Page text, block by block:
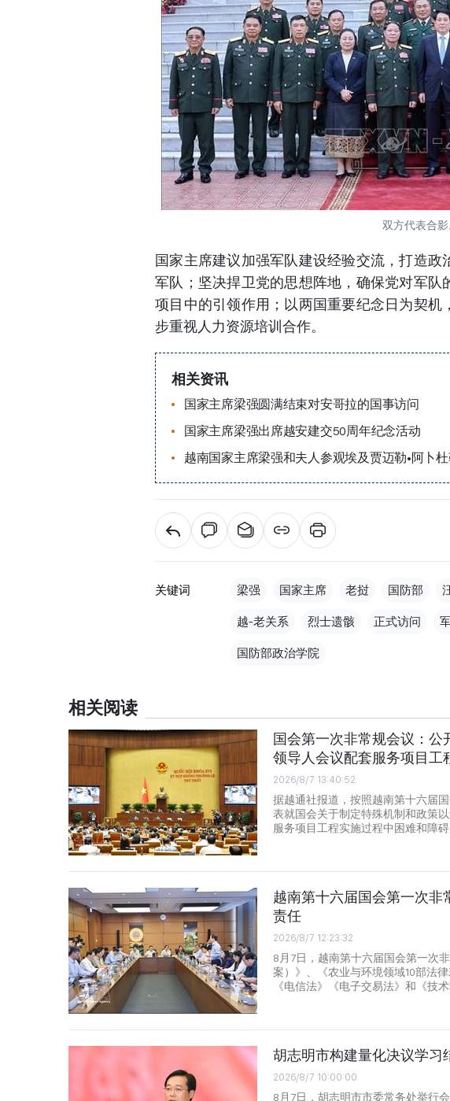
双方代表合影
国家主席建议加强军队建设经验交流，打造
军队；坚决捍卫党的思想阵地，确保党对军
项目中的引领作用；以两国重要纪念日为契
步重视人力资源培训合作。
相关资讯
国家主席梁强圆满结束对安哥拉的国事访问
国家主席梁强出席越安建交50周年纪念活动
越南国家主席梁强和夫人参观埃及贾迈勒•阿卜
关键词 梁强 国家主席 老挝 国防部
越-老关系 烈士遗骸 正式访问
国防部政治学院
相关阅读
国会第一次非常规会议：公
领导人会议配套服务项目工
2026/8/7 13:40:52
据越通社报道，按照越南第十六届
表就国会关于制定特殊机制和政策
服务项目工程实施过程中困难和障
越南第十六届国会第一次非
责任
2026/8/7 12:23:32
8月7日，越南第十六届国会第一次
案）》、《农业与环境领域10部法
《电信法》《电子交易法》和《技
胡志明市构建量化决议学习
2026/8/7 10:00:00
8月7日，胡志明市市委常务处举行